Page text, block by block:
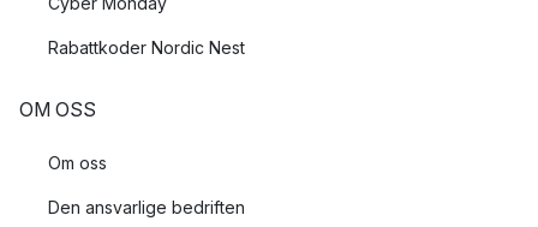
Rabattkoder Nordic Nest
OM OSS
Om oss
Den ansvarlige bedriften